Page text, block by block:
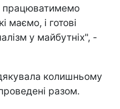
працюватимемо
маємо, і готові
у майбутніх", -
колишньому
разом.